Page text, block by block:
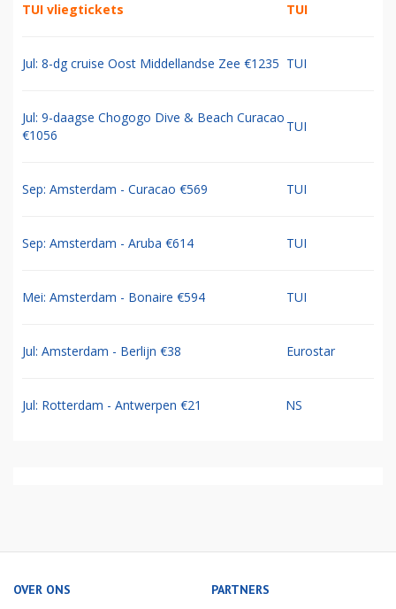
TUI vliegtickets TUI
Jul: 8-dg cruise Oost Middellandse Zee €1235 TUI
Jul: 9-daagse Chogogo Dive & Beach Curacao
€1056
TUI
Sep: Amsterdam - Curacao €569 TUI
Sep: Amsterdam - Aruba €614 TUI
Mei: Amsterdam - Bonaire €594 TUI
Jul: Amsterdam - Berlijn €38 Eurostar
Jul: Rotterdam - Antwerpen €21 NS
OVER ONS PARTNERS